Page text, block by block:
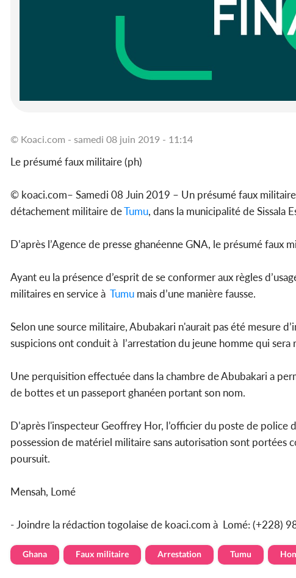
© Koaci.com - samedi 08 juin 2019 - 11:14
Le présumé faux militaire (ph)
© koaci.com– Samedi 08 Juin 2019 – Un présumé faux
détachement militaire deTumu, dans la municipalité de Sissala
D’après l’Agence de presse ghanéenne GNA, le présumé
Ayant eu la présence d’esprit de se conformer aux règles
militaires en service à Tumu mais d’une manière fausse.
Selon une source militaire, Abubakari n'aurait pas été mesure
suspicions ont conduit à l’arrestation du jeune homme qui
Une perquisition effectuée dans la chambre de Abubakari a
de bottes et un passeport ghanéen portant son nom.
D’après l'inspecteur Geoffrey Hor, l’officier du poste de police
possession de matériel militaire sans autorisation sont
poursuit.
Mensah, Lomé
- Joindre la rédaction togolaise de koaci.com à Lomé: (+228)
Ghana Faux militaire Arrestation Tumu